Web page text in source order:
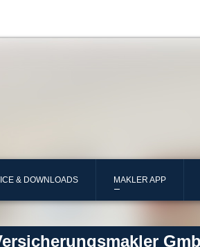
& DOWNLOADS MAKLER APP